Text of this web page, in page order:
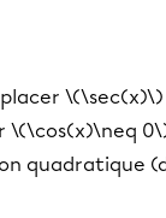
\(\sec(x)\)
\(\cos(x)\neq
quadratique